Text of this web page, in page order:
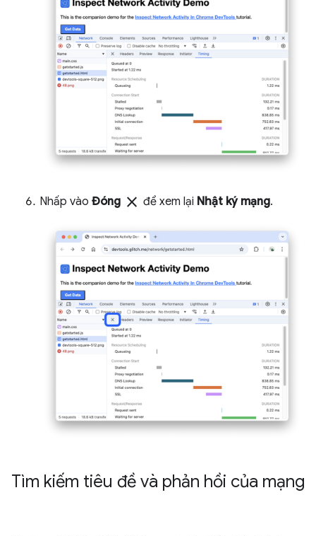
Nhấp vào Đóng close để xem lại Nhật ký mạng.
Tìm kiếm tiêu đề và phản hồi của mạng